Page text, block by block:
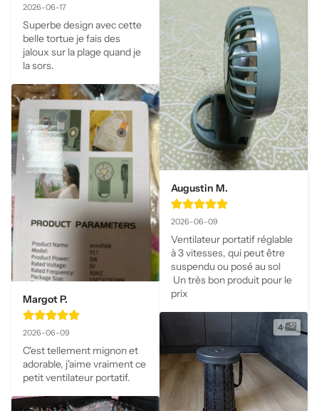
2026-06-17
Superbe design avec cette
belle tortue je fais des
jaloux sur la plage quand je
la sors.
Margot P.
2026-06-09
C'est tellement mignon et
adorable, j'aime vraiment ce
petit ventilateur portatif.
Augustin M.
2026-06-09
Ventilateur portatif réglable
à 3 vitesses, qui peut être
suspendu ou posé au sol
prix
4